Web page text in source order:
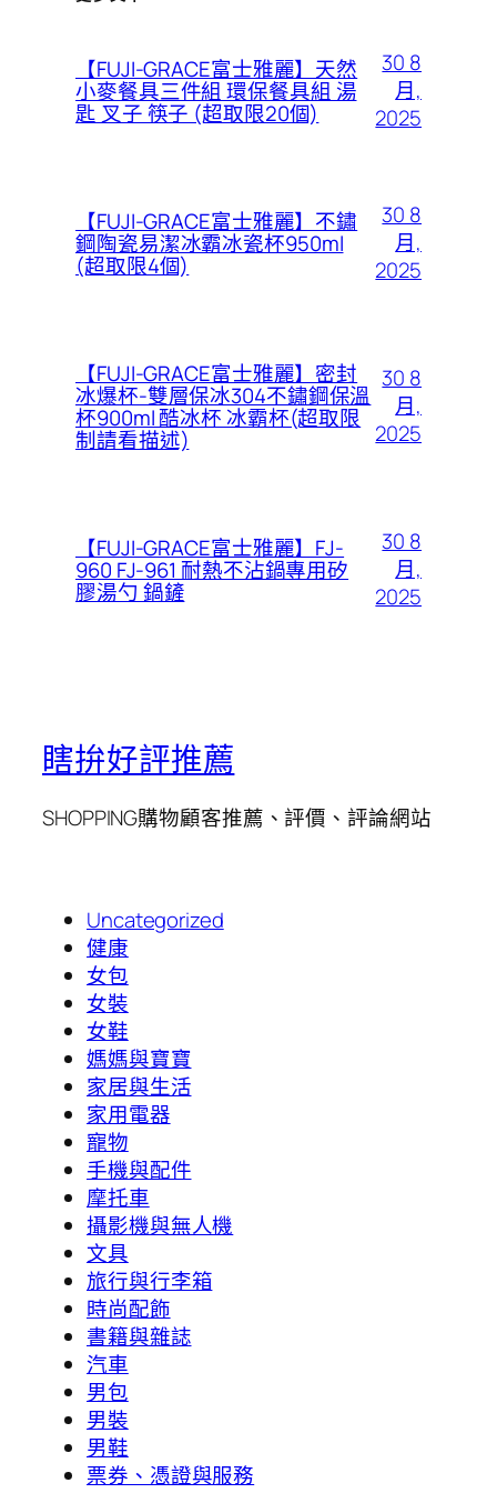
【FUJI-GRACE富士雅麗】天然
小麥餐具三件組 環保餐具組 湯
匙 叉子 筷子 (超取限20個)
30 8
月,
2025
【FUJI-GRACE富士雅麗】不鏽
鋼陶瓷易潔冰霸冰瓷杯950ml
(超取限4個)
30 8
月,
2025
【FUJI-GRACE富士雅麗】密封
冰爆杯-雙層保冰304不鏽鋼保溫
杯900ml 酷冰杯 冰霸杯(超取限
制請看描述)
30 8
月,
2025
【FUJI-GRACE富士雅麗】FJ-
960 FJ-961 耐熱不沾鍋專用矽
膠湯勺 鍋鏟
30 8
月,
2025
瞎拚好評推薦
SHOPPING購物顧客推薦、評價、評論網站
Uncategorized
健康
女包
女裝
女鞋
媽媽與寶寶
家居與生活
家用電器
寵物
手機與配件
摩托車
攝影機與無人機
文具
旅行與行李箱
時尚配飾
書籍與雜誌
汽車
男包
男裝
男鞋
票券、憑證與服務